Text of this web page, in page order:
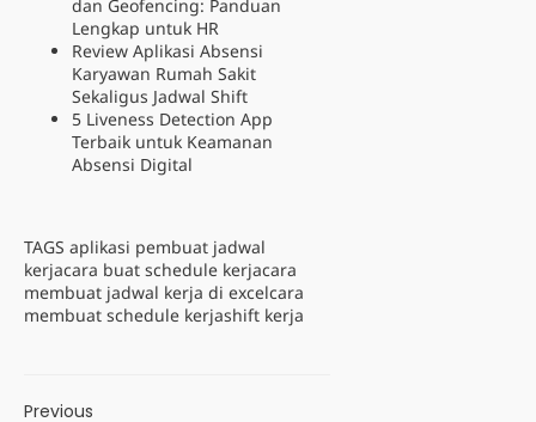
dan Geofencing: Panduan
Lengkap untuk HR
Review Aplikasi Absensi
Karyawan Rumah Sakit
Sekaligus Jadwal Shift
5 Liveness Detection App
Terbaik untuk Keamanan
Absensi Digital
TAGS aplikasi pembuat jadwal
kerjacara buat schedule kerjacara
membuat jadwal kerja di excelcara
membuat schedule kerjashift kerja
Previous